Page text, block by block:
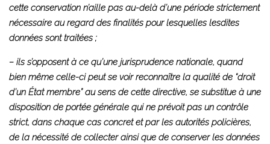
cette conservation n’aille pas au-delà d’une période strictement
nécessaire au regard des finalités pour lesquelles lesdites
données sont traitées ;
– ils s’opposent à ce qu’une jurisprudence nationale, quand
bien même celle-ci peut se voir reconnaître la qualité de “droit
d’un État membre” au sens de cette directive, se substitue à une
disposition de portée générale qui ne prévoit pas un contrôle
strict, dans chaque cas concret et par les autorités policières,
de la nécessité de collecter ainsi que de conserver les données